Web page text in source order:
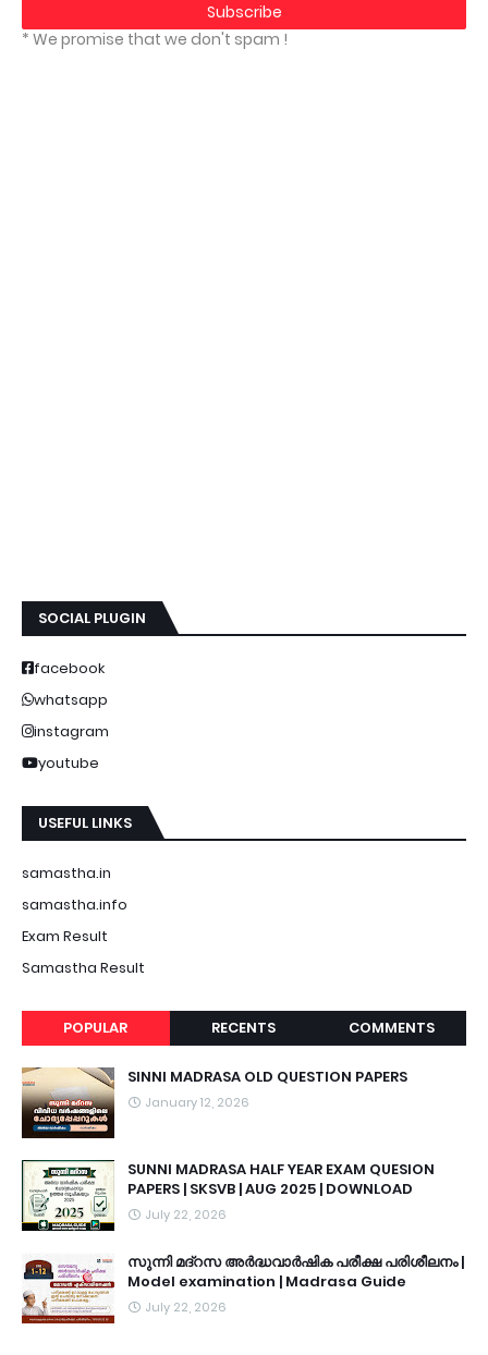
* We promise that we don't spam !
SOCIAL PLUGIN
facebook
whatsapp
instagram
youtube
USEFUL LINKS
samastha.in
samastha.info
Exam Result
Samastha Result
POPULAR RECENTS COMMENTS
SINNI MADRASA OLD QUESTION PAPERS
January 12, 2026
SUNNI MADRASA HALF YEAR EXAM QUESION
PAPERS | SKSVB | AUG 2025 | DOWNLOAD
July 22, 2026
സുന്നി മദ്റസ അർദ്ധവാർഷിക പരീക്ഷ പരിശീലനം |
Model examination | Madrasa Guide
July 22, 2026